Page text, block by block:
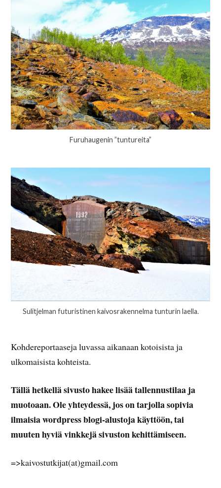
Furuhaugenin ”tuntureita”
Sulitjelman futuristinen kaivosrakennelma tunturin laella.
Kohdereportaaseja luvassa aikanaan kotoisista ja
ulkomaisista kohteista.
Tällä hetkellä sivusto hakee lisää tallennustilaa ja
muotoaan.Ole yhteydessä, jos on tarjolla sopivia
ilmaisia wordpress blogi-alustoja käyttöön, tai
muuten hyviä vinkkejä sivuston kehittämiseen.
=>kaivostutkijat(at)gmail.com